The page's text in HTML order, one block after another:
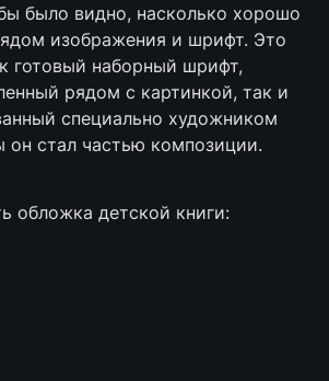
было видно, насколько хорошо
изображения и шрифт. Это
готовый наборный шрифт,
рядом с картинкой, так и
специально художником
он стал частью композиции.
обложка детской книги: